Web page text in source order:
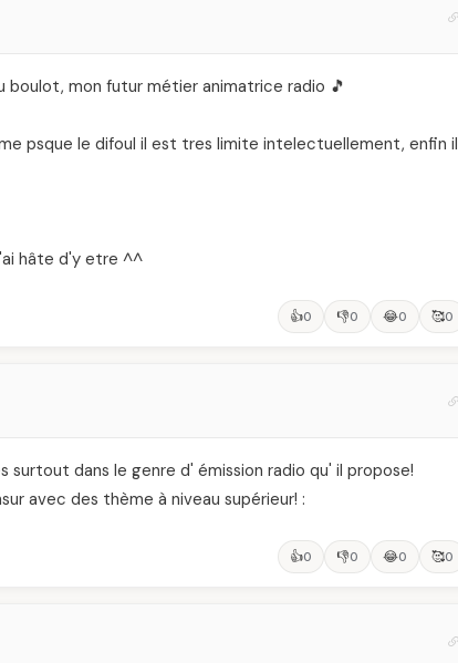
boulot, mon futur métier animatrice radio 🎵
psque le difoul il est tres limite intelectuellement, enfin il
hâte d'y etre ^^
👍0 👎0 😂0 🥰0
dans le genre d' émission radio qu' il propose!
avec des thème à niveau supérieur! :
👍0 👎0 😂0 🥰0